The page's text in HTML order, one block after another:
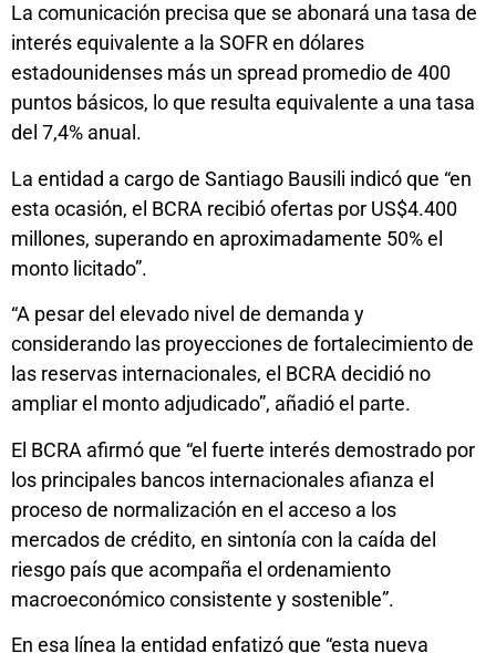
La comunicación precisa que se abonará una tasa de
interés equivalente a la SOFR en dólares
estadounidenses más un spread promedio de 400
puntos básicos, lo que resulta equivalente a una tasa
del 7,4% anual.
La entidad a cargo de Santiago Bausili indicó que “en
esta ocasión, el BCRA recibió ofertas por US$4.400
millones, superando en aproximadamente 50% el
monto licitado”.
“A pesar del elevado nivel de demanda y
considerando las proyecciones de fortalecimiento de
las reservas internacionales, el BCRA decidió no
ampliar el monto adjudicado”, añadió el parte.
El BCRA afirmó que “el fuerte interés demostrado por
los principales bancos internacionales afianza el
proceso de normalización en el acceso a los
mercados de crédito, en sintonía con la caída del
riesgo país que acompaña el ordenamiento
macroeconómico consistente y sostenible”.
En esa línea la entidad enfatizó que “esta nueva